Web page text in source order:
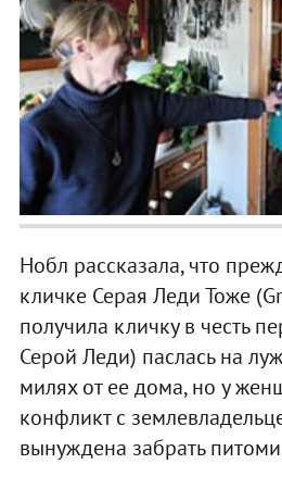
Нобл рассказала, что
кличке Серая Леди Тоже
получила кличку в честь
Серой Леди) паслась на
милях от ее дома, но у
конфликт с
вынуждена забрать